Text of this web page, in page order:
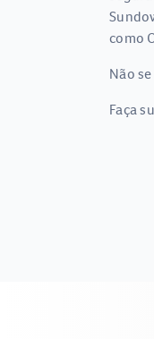
como
Não
Faça